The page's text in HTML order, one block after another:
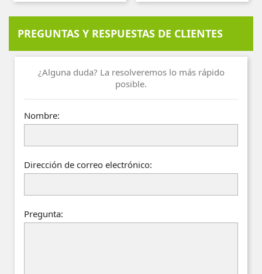
PREGUNTAS Y RESPUESTAS DE CLIENTES
¿Alguna duda? La resolveremos lo más rápido
posible.
Nombre:
Dirección de correo electrónico:
Pregunta: